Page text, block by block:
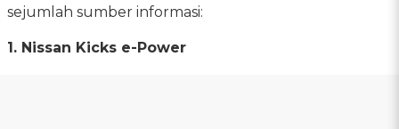
sejumlah sumber informasi:
1. Nissan Kicks e-Power